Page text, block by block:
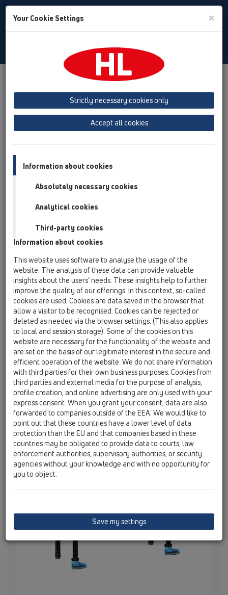
Toggle
Обзор продукта
05 Дизайн-душевые
душевой лоток
Продукты
Установка на плоскости
HL50FU HL50FU.0/80
Обзор продукта
душевой лоток
Продукты
Установка на плоскости
HL50
HL50FU
HL50FU.0/80
HL50FU.0/80
Душевой лоток уменьшенной
высоты для линейного
отведения воды, с сифоном,
выпуском DN50, с комплектом
для монтажа, без решётки.
Длина лотка 800 мм
Your Cookie Settings ×
Strictly necessary cookies only
Accept all cookies
Information about cookies
Absolutely necessary cookies
Analytical cookies
Third-party cookies
Information about cookies
This website uses software to analyse the usage of the
website. The analysis of these data can provide valuable
insights about the users’ needs. These insights help to further
improve the quality of our offerings. In this context, so-called
cookies are used. Cookies are data saved in the browser that
allow a visitor to be recognised. Cookies can be rejected or
deleted as needed via the browser settings. (This also applies
to local and session storage). Some of the cookies on this
website are necessary for the functionality of the website and
are set on the basis of our legitimate interest in the secure and
efficient operation of the website. We do not share information
with third parties for their own business purposes. Cookies from
third parties and external media for the purpose of analysis,
profile creation, and online advertising are only used with your
express consent. When you grant your consent, data are also
forwarded to companies outside of the EEA. We would like to
point out that these countries have a lower level of data
protection than the EU and that companies based in these
countries may be obligated to provide data to courts, law
enforcement authorities, supervisory authorities, or security
agencies without your knowledge and with no opportunity for
you to object.
Save my settings